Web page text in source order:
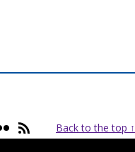
Back to the top ↑